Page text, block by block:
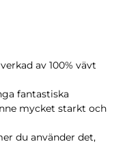
av 100% vävt
fantastiska
mycket starkt och
du använder det,